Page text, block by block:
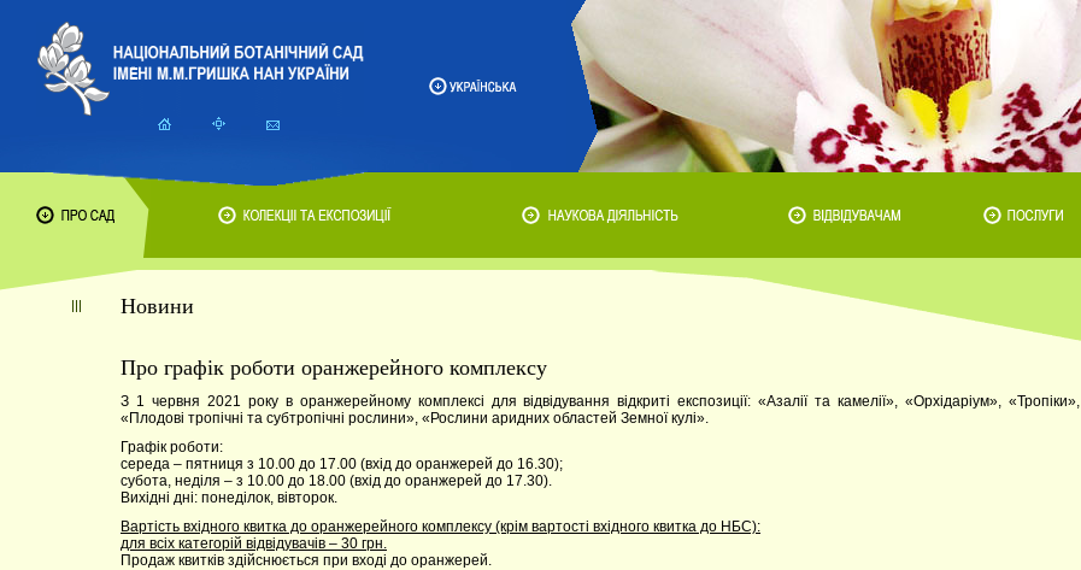
Новини
Про графік роботи оранжерейного комплексу
З 1 червня 2021 року в оранжерейному комплексі для відвідування відкриті експозиції: «Азалії та камелії», «Орхідаріум», «Тропіки»,
«Плодові тропічні та субтропічні рослини», «Рослини аридних областей Земної кулі».
Графік роботи:
середа – пятниця з 10.00 до 17.00 (вхід до оранжерей до 16.30);
субота, неділя – з 10.00 до 18.00 (вхід до оранжерей до 17.30).
Вихідні дні: понеділок, вівторок.
Вартість вхідного квитка до оранжерейного комплексу (крім вартості вхідного квитка до НБС):
для всіх категорій відвідувачів – 30 грн.
Продаж квитків здійснюється при вході до оранжерей.